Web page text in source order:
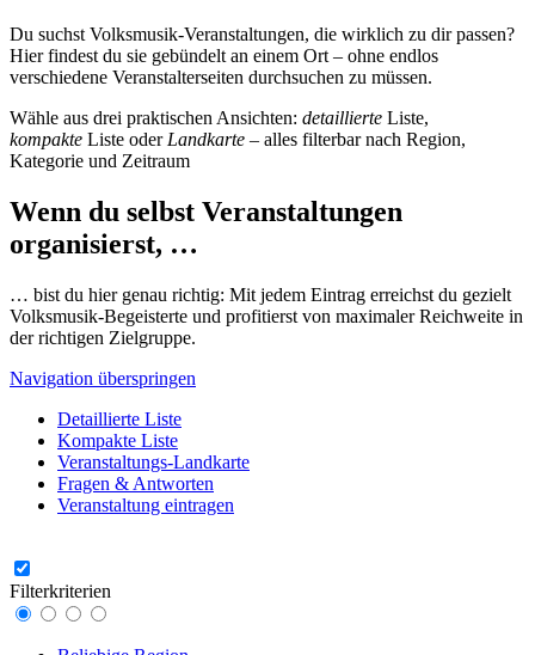
Du suchst Volksmusik-Veranstaltungen, die wirklich zu dir passen?
Hier findest du sie gebündelt an einem Ort – ohne endlos
verschiedene Veranstalterseiten durchsuchen zu müssen.
Wähle aus drei praktischen Ansichten: detaillierte Liste,
kompakte Liste oder Landkarte – alles filterbar nach Region,
Kategorie und Zeitraum
Wenn du selbst Veranstaltungen
organisierst, …
… bist du hier genau richtig: Mit jedem Eintrag erreichst du gezielt
Volksmusik-Begeisterte und profitierst von maximaler Reichweite in
der richtigen Zielgruppe.
Navigation überspringen
Detaillierte Liste
Kompakte Liste
Veranstaltungs-Landkarte
Fragen & Antworten
Veranstaltung eintragen
Filterkriterien